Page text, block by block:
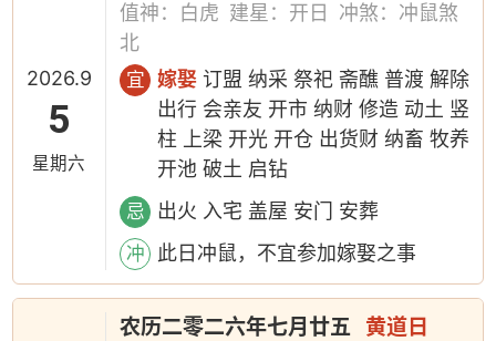
2026.9
5
星期六
值神：白虎 建星：开日
冲煞：冲鼠煞
北
宜 嫁娶 订盟 纳采 祭祀 斋醮 普渡 解除
出行 会亲友 开市 纳财 修造 动土 竖
柱 上梁 开光 开仓 出货财 纳畜 牧养
开池 破土 启钻
忌 出火 入宅 盖屋 安门 安葬
冲 此日冲鼠，不宜参加嫁娶之事
农历二零二六年七月廿五 黄道日